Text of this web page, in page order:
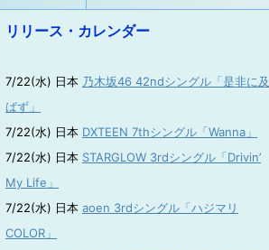
リリース・カレンダー
7/22(水) 日本 乃木坂46 42ndシングル「是非に及
ばず」
7/22(水) 日本 DXTEEN 7thシングル「Wanna」
7/22(水) 日本 STARGLOW 3rdシングル「Drivin’
My Life」
7/22(水) 日本 aoen 3rdシングル「ハジマリ
COLOR」